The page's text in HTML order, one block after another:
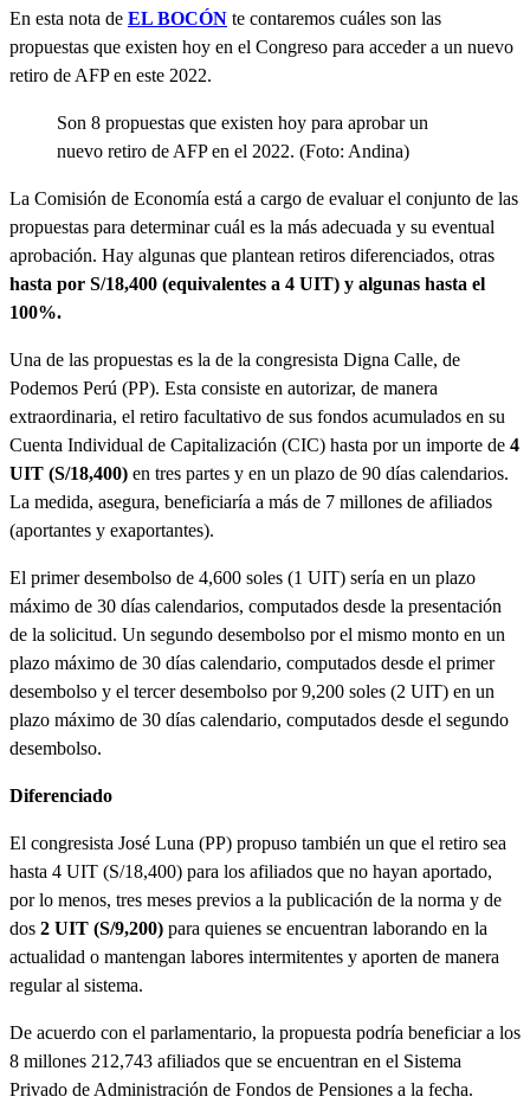
En esta nota de EL BOCÓN te contaremos cuáles son las
propuestas que existen hoy en el Congreso para acceder a un nuevo
retiro de AFP en este 2022.
Son 8 propuestas que existen hoy para aprobar un
nuevo retiro de AFP en el 2022. (Foto: Andina)
La Comisión de Economía está a cargo de evaluar el conjunto de las
propuestas para determinar cuál es la más adecuada y su eventual
aprobación. Hay algunas que plantean retiros diferenciados, otras
hasta por S/18,400 (equivalentes a 4 UIT) y algunas hasta el
100%.
Una de las propuestas es la de la congresista Digna Calle, de
Podemos Perú (PP). Esta consiste en autorizar, de manera
extraordinaria, el retiro facultativo de sus fondos acumulados en su
Cuenta Individual de Capitalización (CIC) hasta por un importe de 4
UIT (S/18,400) en tres partes y en un plazo de 90 días calendarios.
La medida, asegura, beneficiaría a más de 7 millones de afiliados
(aportantes y exaportantes).
El primer desembolso de 4,600 soles (1 UIT) sería en un plazo
máximo de 30 días calendarios, computados desde la presentación
de la solicitud. Un segundo desembolso por el mismo monto en un
plazo máximo de 30 días calendario, computados desde el primer
desembolso y el tercer desembolso por 9,200 soles (2 UIT) en un
plazo máximo de 30 días calendario, computados desde el segundo
desembolso.
Diferenciado
El congresista José Luna (PP) propuso también un que el retiro sea
hasta 4 UIT (S/18,400) para los afiliados que no hayan aportado,
por lo menos, tres meses previos a la publicación de la norma y de
dos 2 UIT (S/9,200) para quienes se encuentran laborando en la
actualidad o mantengan labores intermitentes y aporten de manera
regular al sistema.
De acuerdo con el parlamentario, la propuesta podría beneficiar a los
8 millones 212,743 afiliados que se encuentran en el Sistema
Privado de Administración de Fondos de Pensiones a la fecha.